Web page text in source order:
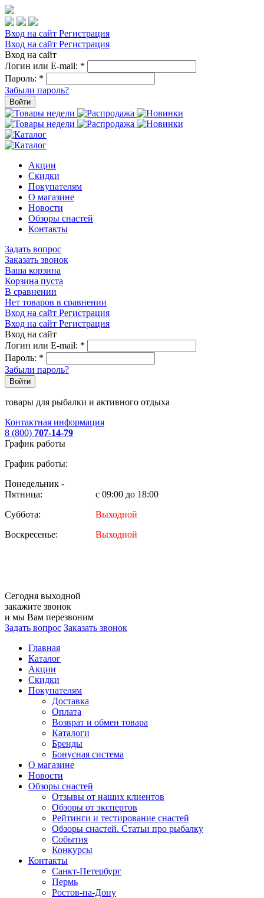
Вход на сайт Регистрация
Вход на сайт Регистрация
Вход на сайт
Логин или E-mail: *
Пароль: *
Забыли пароль?
Войти
Акции
Скидки
Покупателям
О магазине
Новости
Обзоры снастей
Контакты
Задать вопрос
Заказать звонок
Ваша корзина
Корзина пуста
В сравнении
Нет товаров в сравнении
Вход на сайт Регистрация
Вход на сайт Регистрация
Вход на сайт
Логин или E-mail: *
Пароль: *
Забыли пароль?
Войти
товары для рыбалки и активного отдыха
Контактная информация
8 (800) 707-14-79
График работы
График работы:
Понедельник -
Пятница:
с 09:00 до 18:00
Суббота:
Выходной
Воскресенье:
Выходной
Сегодня выходной
закажите звонок
и мы Вам перезвоним
Задать вопрос Заказать звонок
Главная
Каталог
Акции
Скидки
Покупателям
Доставка
Оплата
Возврат и обмен товара
Каталоги
Бренды
Бонусная система
О магазине
Новости
Обзоры снастей
Отзывы от наших клиентов
Обзоры от экспертов
Рейтинги и тестирование снастей
Обзоры снастей. Статьи про рыбалку
События
Конкурсы
Контакты
Санкт-Петербург
Пермь
Ростов-на-Дону